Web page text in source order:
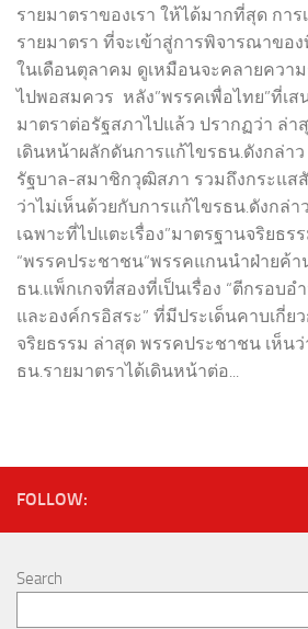
รายมาตราของเรา ให้ได้มากที่สุด กา
รายมาตรา ที่จะเข้าสู่การพิจารณาขอ
ในเดือนตุลาคม ดูเหมือนจะคลายควา
ไปพอสมควร หลัง”พรรคเพื่อไทย”ที่เส
มาตราต่อรัฐสภาไปแล้ว ปรากฏว่า ล่
เดินหน้าผลักดันการแก้ไขรธน.ดังกล่า
รัฐบาล-สมาชิกวุฒิสภา รวมถึงกระแส
ว่าไม่เห็นด้วยกับการแก้ไขรธน.ดังกล่า
เฉพาะที่ไปแตะเรื่อง”มาตรฐานจริยธร
“พรรคประชาชน“พรรคแกนนำฝ่ายค้า
ธน.แพ็กเกจที่สองที่เป็นเรื่อง “ตีกรอบ
และองค์กรอิสระ” ที่มีประเด็นคาบเกี่ย
จริยธรรม ล่าสุด พรรคประชาชน เห็นว่
ธน.รายมาตราได้เดินหน้าต่อ...
FOLLOW:
Search